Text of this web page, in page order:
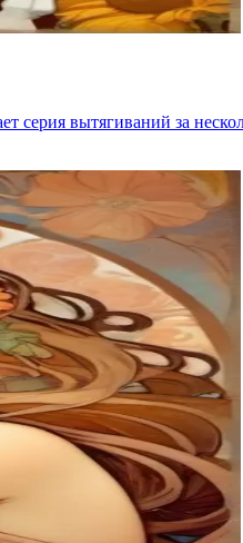
серия вытягиваний за